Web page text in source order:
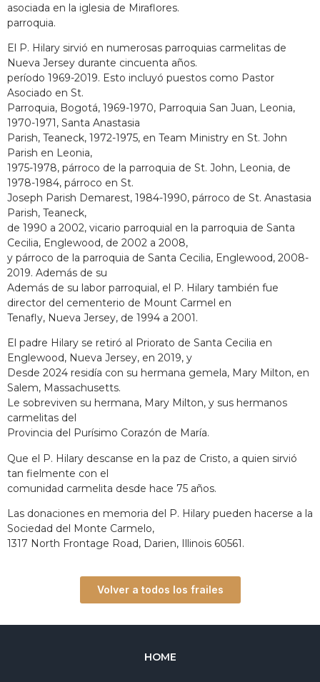
asociada en la iglesia de Miraflores.
parroquia.
El P. Hilary sirvió en numerosas parroquias carmelitas de
Nueva Jersey durante cincuenta años.
período 1969-2019. Esto incluyó puestos como Pastor
Asociado en St.
Parroquia, Bogotá, 1969-1970, Parroquia San Juan, Leonia,
1970-1971, Santa Anastasia
Parish, Teaneck, 1972-1975, en Team Ministry en St. John
Parish en Leonia,
1975-1978, párroco de la parroquia de St. John, Leonia, de
1978-1984, párroco en St.
Joseph Parish Demarest, 1984-1990, párroco de St. Anastasia
Parish, Teaneck,
de 1990 a 2002, vicario parroquial en la parroquia de Santa
Cecilia, Englewood, de 2002 a 2008,
y párroco de la parroquia de Santa Cecilia, Englewood, 2008-
2019. Además de su
Además de su labor parroquial, el P. Hilary también fue
director del cementerio de Mount Carmel en
Tenafly, Nueva Jersey, de 1994 a 2001.
El padre Hilary se retiró al Priorato de Santa Cecilia en
Englewood, Nueva Jersey, en 2019, y
Desde 2024 residía con su hermana gemela, Mary Milton, en
Salem, Massachusetts.
Le sobreviven su hermana, Mary Milton, y sus hermanos
carmelitas del
Provincia del Purísimo Corazón de María.
Que el P. Hilary descanse en la paz de Cristo, a quien sirvió
tan fielmente con el
comunidad carmelita desde hace 75 años.
Las donaciones en memoria del P. Hilary pueden hacerse a la
Sociedad del Monte Carmelo,
1317 North Frontage Road, Darien, Illinois 60561.
Volver a todos los frailes
HOME